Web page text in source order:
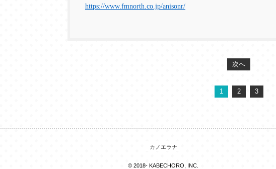
https://www.fmnorth.co.jp/anisonr/
次へ
1 2 3
カノエラナ
© 2018- KABECHORO, INC.